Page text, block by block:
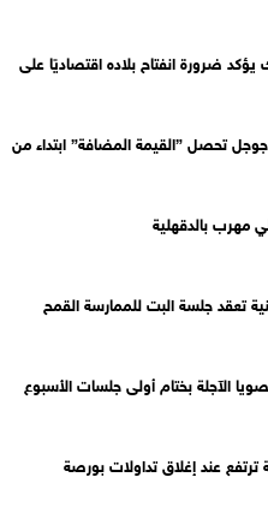
ضرورة انفتاح بلاده اقتصاديًا على
تحصل ”القيمة المضافة” ابتداء من
تعقد جلسة البت للممارسة القمح
الآجلة بختام أولى جلسات الأسبوع
ترتفع عند إغلاق تداولات بورصة